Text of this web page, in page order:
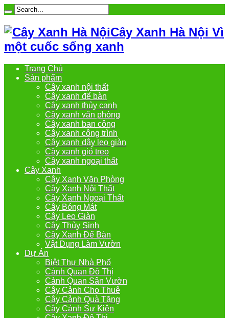
Cây Xanh Hà Nội Vì
một cuốc sống xanh
Trang Chủ
Sản phẩm
Cây xanh nội thất
Cây xanh để bàn
Cây xanh thủy canh
Cây xanh văn phòng
Cây xanh ban công
Cây xanh công trình
Cây xanh dây leo giàn
Cây xanh giỏ treo
Cây xanh ngoại thất
Cây Xanh
Cây Xanh Văn Phòng
Cây Xanh Nội Thất
Cây Xanh Ngoại Thất
Cây Bóng Mát
Cây Leo Giàn
Cây Thủy Sinh
Cây Xanh Để Bàn
Vật Dụng Làm Vườn
Dự Án
Biệt Thự Nhà Phố
Cảnh Quan Đô Thị
Cảnh Quan Sân Vườn
Cây Cảnh Cho Thuê
Cây Cảnh Quà Tặng
Cây Cảnh Sự Kiện